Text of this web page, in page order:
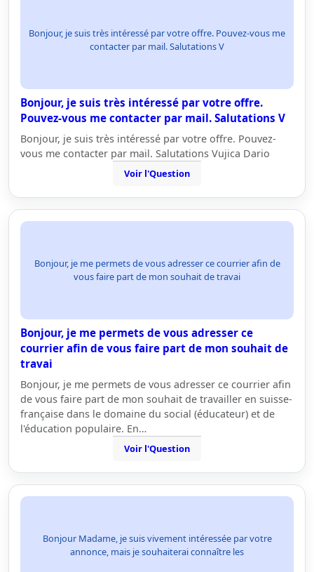
Bonjour, je suis très intéressé par votre offre. Pouvez-vous me
contacter par mail. Salutations V
Bonjour, je suis très intéressé par votre offre.
Pouvez-vous me contacter par mail. Salutations V
Bonjour, je suis très intéressé par votre offre. Pouvez-
vous me contacter par mail. Salutations Vujica Dario
Voir l'Question
Bonjour, je me permets de vous adresser ce courrier afin de
vous faire part de mon souhait de travai
Bonjour, je me permets de vous adresser ce
courrier afin de vous faire part de mon souhait de
travai
Bonjour, je me permets de vous adresser ce courrier afin
de vous faire part de mon souhait de travailler en suisse-
française dans le domaine du social (éducateur) et de
l'éducation populaire. En…
Voir l'Question
Bonjour Madame, je suis vivement intéressée par votre
annonce, mais je souhaiterai connaître les